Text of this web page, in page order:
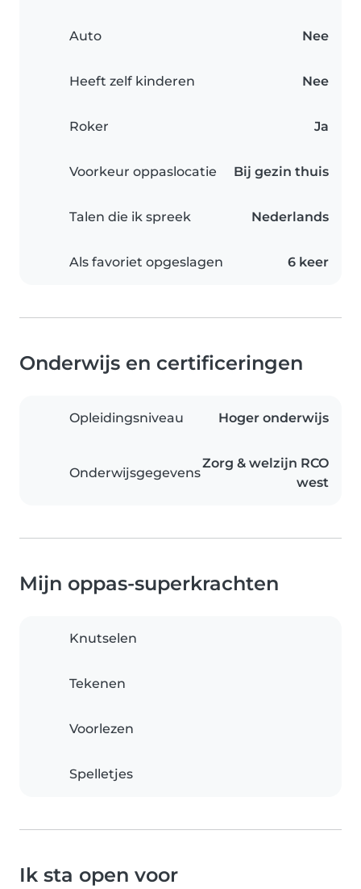
Auto Nee
Heeft zelf kinderen Nee
Roker Ja
Voorkeur oppaslocatie Bij gezin thuis
Talen die ik spreek Nederlands
Als favoriet opgeslagen 6 keer
Onderwijs en certificeringen
Opleidingsniveau Hoger onderwijs
Onderwijsgegevens
Zorg & welzijn RCO
west
Mijn oppas-superkrachten
Knutselen
Tekenen
Voorlezen
Spelletjes
Ik sta open voor